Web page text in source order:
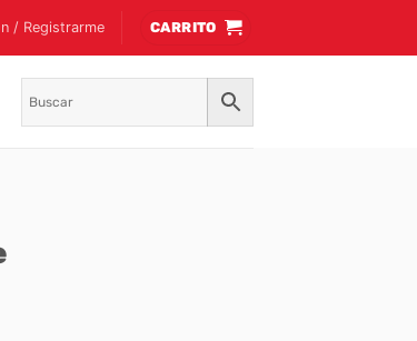
/ Registrarme CARRITO